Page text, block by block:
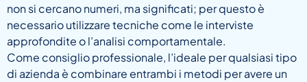
non si cercano numeri, ma significati; per questo è
necessario utilizzare tecniche come le interviste
approfondite o l’analisi comportamentale.
Come consiglio professionale, l’ideale per qualsiasi tipo
di azienda è combinare entrambi i metodi per avere un